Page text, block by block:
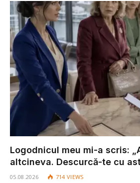
Logodnicul meu mi-a scris:
altcineva. Descurcă-te cu asta.” I-am
doar cu un singur cuvânt: „În
05.08.2026 714 VIEWS